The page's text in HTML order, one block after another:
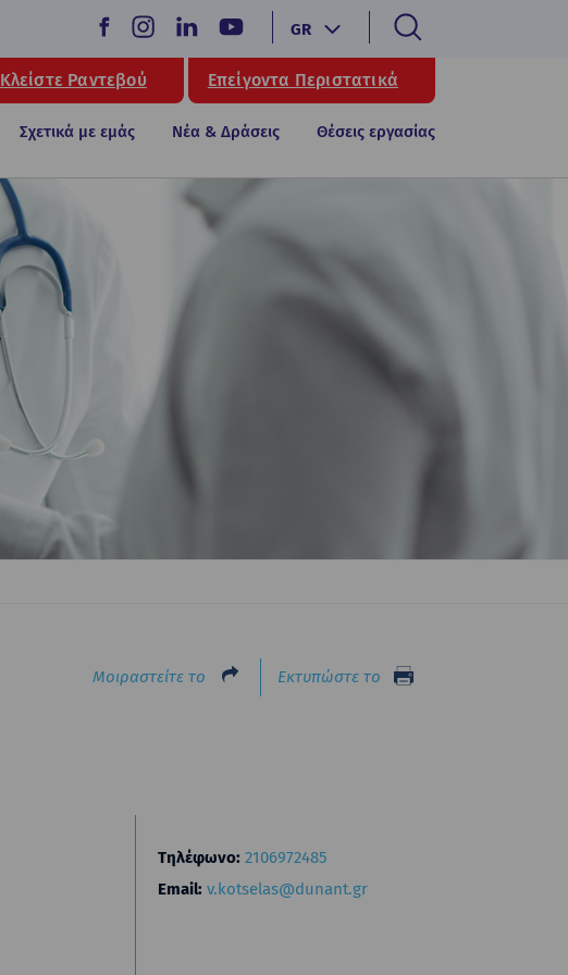
GR
Κλείστε Ραντεβού Επείγοντα Περιστατικά
Σχετικά με εμάς Νέα & Δράσεις Θέσεις εργασίας
Μοιραστείτε το Εκτυπώστε το
Τηλέφωνο: 2106972485
Email: v.kotselas@dunant.gr